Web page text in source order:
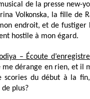
de la presse new-
Volkonska, la fille de
endroit, et de
hostile à mon égard.
– Écoute
me dérange en rien, et il
scories du début à la
plus?